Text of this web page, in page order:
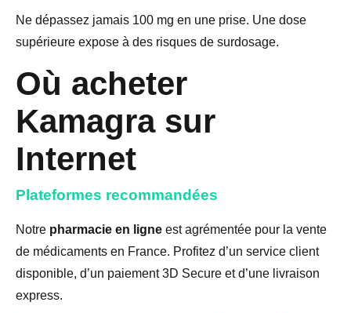
Ne dépassez jamais 100 mg en une prise. Une dose
supérieure expose à des risques de surdosage.
Où acheter
Kamagra sur
Internet
Plateformes recommandées
Notre pharmacie en ligne est agrémentée pour la vente
de médicaments en France. Profitez d’un service client
disponible, d’un paiement 3D Secure et d’une livraison
express.